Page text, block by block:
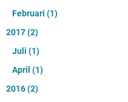
Februari (1)
2017(2)
Juli (1)
April (1)
2016(2)